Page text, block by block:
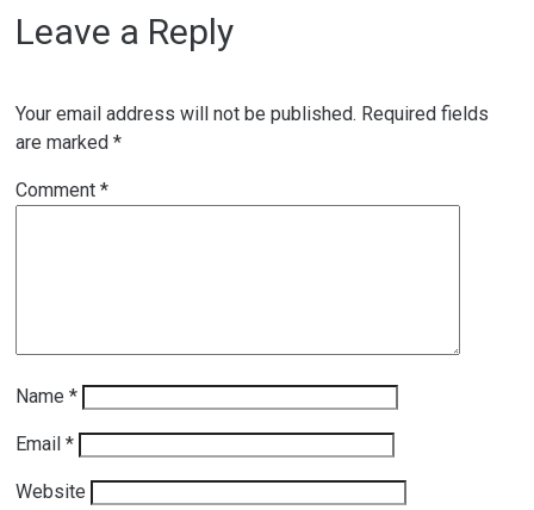
Leave a Reply
Your email address will not be published. Required fields
are marked *
Comment *
Name *
Email *
Website